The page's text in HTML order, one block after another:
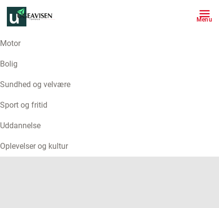
Menu
Motor
Bolig
Sundhed og velvære
Sport og fritid
Uddannelse
Oplevelser og kultur